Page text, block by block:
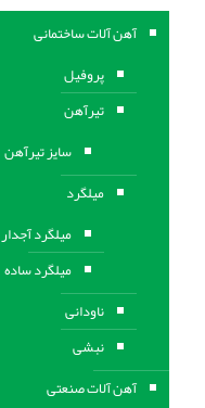
آهن آلات ساختمانی
پروفیل
تیرآهن
سایز تیرآهن
میلگرد
میلگرد آجدار
میلگرد ساده
ناودانی
نبشی
آهن آلات صنعتی